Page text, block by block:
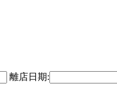
離店日期: